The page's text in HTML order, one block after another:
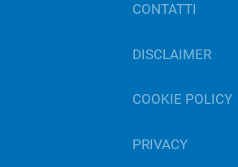
CONTATTI
DISCLAIMER
COOKIE POLICY
PRIVACY